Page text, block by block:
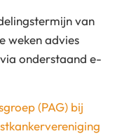
van
weken advies
onderstaand e-
(PAG) bij